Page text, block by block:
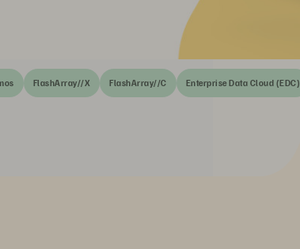
FlashArray//X FlashArray//C Enterprise Data Cloud (EDC)